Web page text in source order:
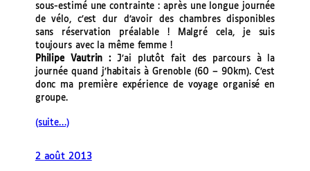
sous-estimé une contrainte : après une longue journée
de vélo, c’est dur d’avoir des chambres disponibles
sans réservation préalable ! Malgré cela, je suis
toujours avec la même femme !
Philipe Vautrin :J’ai plutôt fait des parcours à la
journée quand j’habitais à Grenoble (60 – 90km). C’est
donc ma première expérience de voyage organisé en
groupe.
(suite…)
2 août 2013